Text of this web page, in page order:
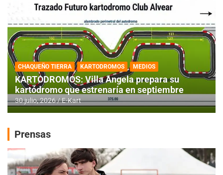
CHAQUEÑO TIERRA KARTODROMOS MEDIOS
KARTODROMOS: Villa Angela prepara su
kartódromo que estrenaría en septiembre
30 julio, 2026 E-Kart
Prensas